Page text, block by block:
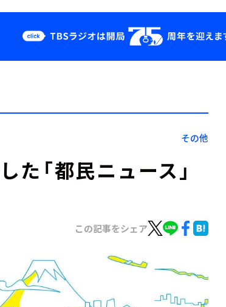
YouTube
その他
た「都民ニュース」
この記事をシェア